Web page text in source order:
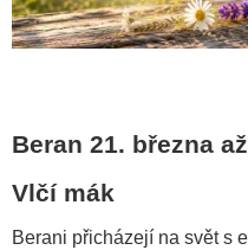
Beran 21. března
Vlčí mák
Berani přicházejí na svět s